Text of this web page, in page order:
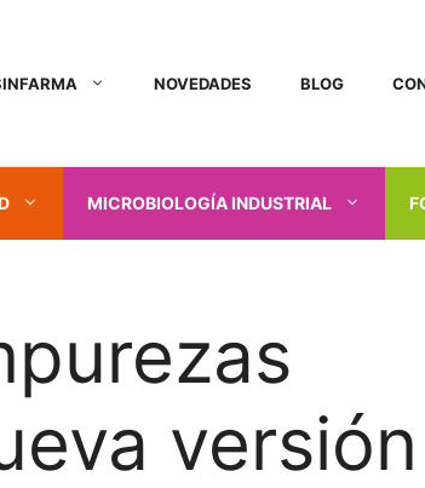
NOVEDADES BLOG
MICROBIOLOGÍA INDUSTRIAL
versión